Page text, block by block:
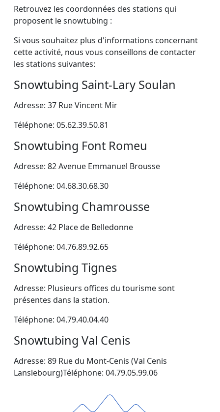
Retrouvez les coordonnées des stations qui
proposent le snowtubing :
Si vous souhaitez plus d'informations concernant
cette activité, nous vous conseillons de contacter
les stations suivantes:
Snowtubing Saint-Lary Soulan
Adresse: 37 Rue Vincent Mir
Téléphone: 05.62.39.50.81
Snowtubing Font Romeu
Adresse: 82 Avenue Emmanuel Brousse
Téléphone: 04.68.30.68.30
Snowtubing Chamrousse
Adresse: 42 Place de Belledonne
Téléphone: 04.76.89.92.65
Snowtubing Tignes
Adresse: Plusieurs offices du tourisme sont
présentes dans la station.
Téléphone: 04.79.40.04.40
Snowtubing Val Cenis
Adresse: 89 Rue du Mont-Cenis (Val Cenis
Lanslebourg)Téléphone: 04.79.05.99.06